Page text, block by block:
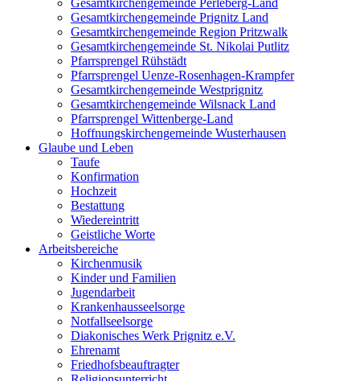
Gesamtkirchengemeinde Perleberg-Land
Gesamtkirchengemeinde Prignitz Land
Gesamtkirchengemeinde Region Pritzwalk
Gesamtkirchengemeinde St. Nikolai Putlitz
Pfarrsprengel Rühstädt
Pfarrsprengel Uenze-Rosenhagen-Krampfer
Gesamtkirchengemeinde Westprignitz
Gesamtkirchengemeinde Wilsnack Land
Pfarrsprengel Wittenberge-Land
Hoffnungskirchengemeinde Wusterhausen
Glaube und Leben
Taufe
Konfirmation
Hochzeit
Bestattung
Wiedereintritt
Geistliche Worte
Arbeitsbereiche
Kirchenmusik
Kinder und Familien
Jugendarbeit
Krankenhausseelsorge
Notfallseelsorge
Diakonisches Werk Prignitz e.V.
Ehrenamt
Friedhofsbeauftragter